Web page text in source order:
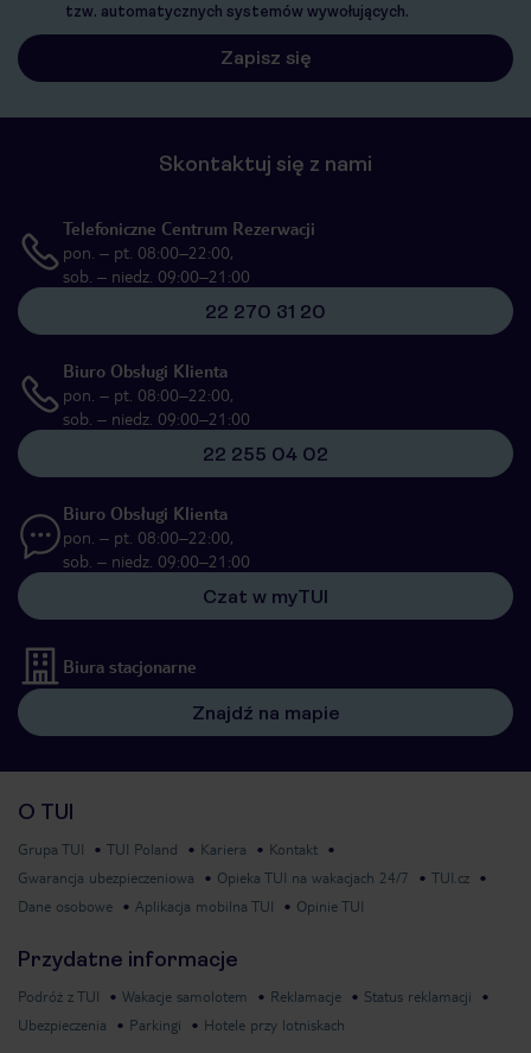
tzw. automatycznych systemów wywołujących.
Skontaktuj się z nami
Telefoniczne Centrum Rezerwacji
pon. – pt. 08:00–22:00,
sob. – niedz. 09:00–21:00
22 270 31 20
Biuro Obsługi Klienta
pon. – pt. 08:00–22:00,
sob. – niedz. 09:00–21:00
22 255 04 02
Biuro Obsługi Klienta
pon. – pt. 08:00–22:00,
sob. – niedz. 09:00–21:00
Czat w myTUI
Biura stacjonarne
Znajdź na mapie
O TUI
Grupa TUI TUI Poland Kariera
Kontakt
Gwarancja ubezpieczeniowa
Opieka TUI na wakacjach 24/7
TUI.cz
Dane osobowe
Aplikacja mobilna TUI Opinie TUI
Przydatne informacje
Podróż z TUI Wakacje samolotem Reklamacje
Status reklamacji
Ubezpieczenia
Parkingi Hotele przy lotniskach